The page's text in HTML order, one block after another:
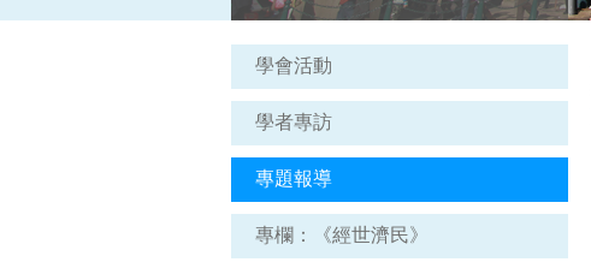
學會活動
學者專訪
專題報導
專欄：《經世濟民》